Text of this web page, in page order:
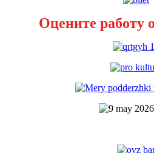
Оцените работу